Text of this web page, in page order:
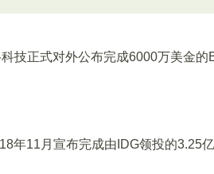
正式对外公布完成6000万美金的
11月宣布完成由IDG领投的3.25亿